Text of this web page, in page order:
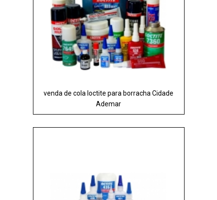
venda de cola loctite para borracha Cidade
Ademar